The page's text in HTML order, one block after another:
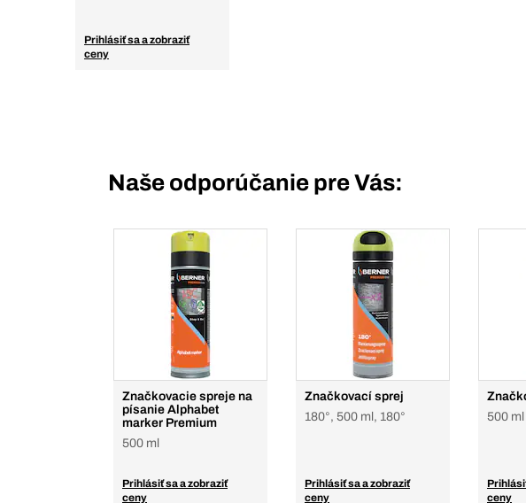
Prihlásiť sa a zobraziť
ceny
Naše odporúčanie pre Vás:
Značkovacie spreje na
písanie Alphabet
marker Premium
500 ml
Prihlásiť sa a zobraziť
ceny
Značkovací sprej
180°, 500 ml, 180°
Prihlásiť sa a zobraziť
ceny
500 ml
ceny